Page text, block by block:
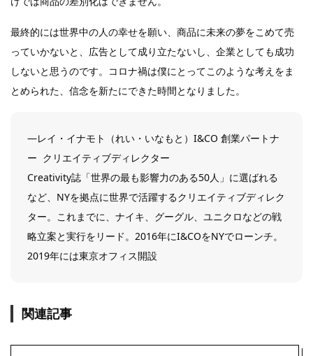
最終的には世界中の人の幸せを願い、商品に未来の夢をこめて売
っていかないと、広告として成り立たないし、企業としても成功
しないと思うのです。コロナ禍は僕にとってこのような考えをま
とめられた、信念を新たにできた時間となりました。
―レイ・イナモト（れい・いなもと）I&CO 創業パートナ
ー クリエイティブディレクター
Creativity誌「世界の最も影響力のある50人」に選ばれる
など、NYを拠点に世界で活躍するクリエイティブディレク
ター。これまでに、ナイキ、グーグル、ユニクロなどの戦
略立案と実行をリード。2016年にI&COをNYでローンチ。
2019年には東京オフィス開設
関連記事